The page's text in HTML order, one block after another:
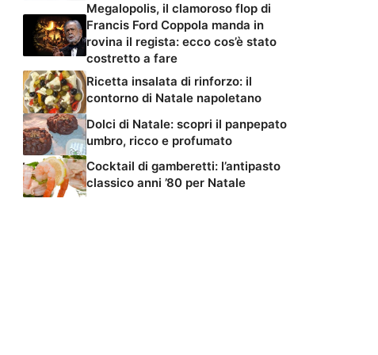
Megalopolis, il clamoroso flop di
Francis Ford Coppola manda in
rovina il regista: ecco cos’è stato
costretto a fare
Ricetta insalata di rinforzo: il
contorno di Natale napoletano
Dolci di Natale: scopri il panpepato
umbro, ricco e profumato
Cocktail di gamberetti: l’antipasto
classico anni ’80 per Natale